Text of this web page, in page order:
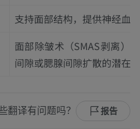
支持面部结构，提供神经血
面部除皱术（SMAS剥离）
间隙或腮腺间隙扩散的潜在
翻译有问题吗？ 报告